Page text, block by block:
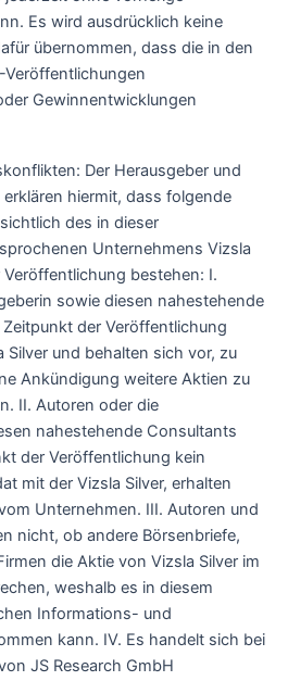
Es wird ausdrücklich keine
übernommen, dass die in den
Veröffentlichungen
Gewinnentwicklungen
Der Herausgeber und
hiermit, dass folgende
des in dieser
Unternehmens Vizsla
bestehen: I.
sowie diesen nahestehende
der Veröffentlichung
und behalten sich vor, zu
Ankündigung weitere Aktien zu
II. Autoren oder die
nahestehende Consultants
der Veröffentlichung kein
mit der Vizsla Silver, erhalten
Unternehmen. III. Autoren und
nicht, ob andere Börsenbriefe,
die Aktie von Vizsla Silver im
weshalb es in diesem
Informations- und
kann. IV. Es handelt sich bei
JS Research GmbH